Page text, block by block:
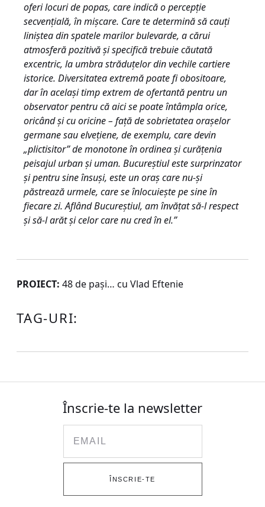
oferi locuri de popas, care indică o percepţie
secvenţială, în mişcare. Care te determină să cauţi
liniştea din spatele marilor bulevarde, a cărui
atmosferă pozitivă şi specifică trebuie căutată
excentric, la umbra străduţelor din vechile cartiere
istorice. Diversitatea extremă poate fi obositoare,
dar în acelaşi timp extrem de ofertantă pentru un
observator pentru că aici se poate întâmpla orice,
oricând şi cu oricine – faţă de sobrietatea oraşelor
germane sau elveţiene, de exemplu, care devin
„plictisitor” de monotone în ordinea şi curăţenia
peisajul urban şi uman. Bucureştiul este surprinzator
şi pentru sine însuşi, este un oraş care nu-şi
păstrează urmele, care se înlocuieşte pe sine în
fiecare zi. Aflând Bucureştiul, am învăţat să-l respect
şi să-l arăt şi celor care nu cred în el.”
PROIECT: 48 de paşi… cu Vlad Eftenie
TAG-URI:
Înscrie-te la newsletter
ÎNSCRIE-TE